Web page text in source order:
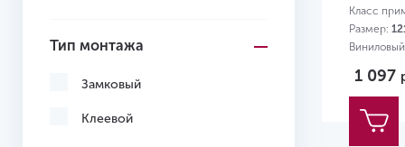
Тип монтажа
Замковый
Клеевой
Класс
Размер:
1 097